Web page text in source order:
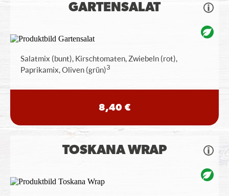
GARTENSALAT
Salatmix (bunt), Kirschtomaten, Zwiebeln (rot),
Paprikamix, Oliven (grün)3
8,40 €
TOSKANA WRAP